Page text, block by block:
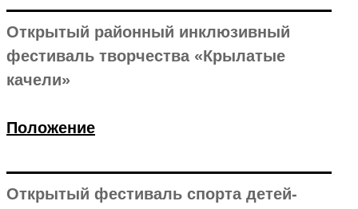
Открытый районный инклюзивный
фестиваль творчества «Крылатые
качели»
Положение
Открытый фестиваль спорта детей-